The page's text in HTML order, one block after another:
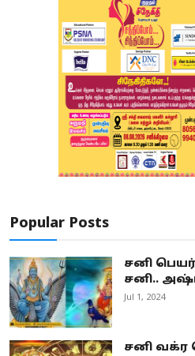
Popular Posts
சனி
சனி..
Jul 1, 2024
சனி வக்ர